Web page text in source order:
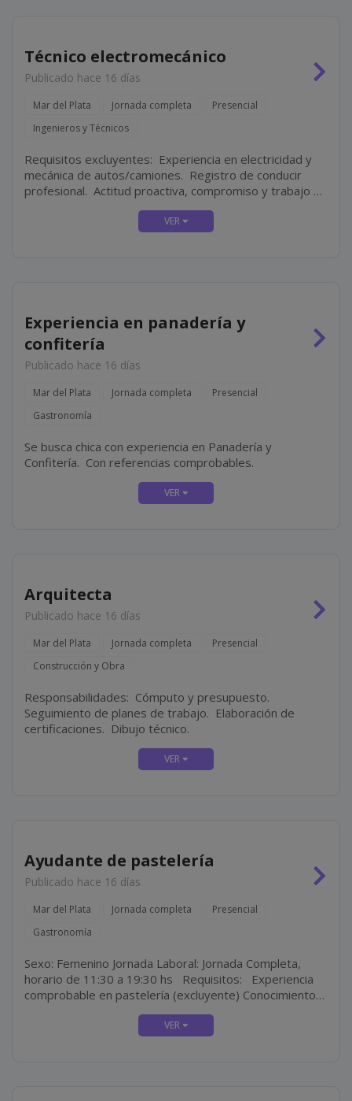
Técnico electromecánico
Publicado hace 16 días
Mar del Plata Jornada completa
Presencial
Ingenieros y Técnicos
Requisitos excluyentes: Experiencia en electricidad y
mecánica de autos/camiones. Registro de conducir
profesional. Actitud proactiva, compromiso y trabajo en
equipo. Disponibilidad full-time.
Experiencia en panadería y
confitería
Publicado hace 16 días
Mar del Plata Jornada completa
Presencial
Gastronomía
Se busca chica con experiencia en Panadería y
Confitería. Con referencias comprobables.
Arquitecta
Publicado hace 16 días
Mar del Plata Jornada completa
Presencial
Construcción y Obra
Responsabilidades: Cómputo y presupuesto.
Seguimiento de planes de trabajo. Elaboración de
certificaciones. Dibujo técnico.
Ayudante de pastelería
Publicado hace 16 días
Mar del Plata Jornada completa
Presencial
Gastronomía
Sexo: Femenino Jornada Laboral: Jornada Completa,
horario de 11:30 a 19:30 hs Requisitos: Experiencia
comprobable en pastelería (excluyente) Conocimientos
en pastelería moderna y técnicas de decoración